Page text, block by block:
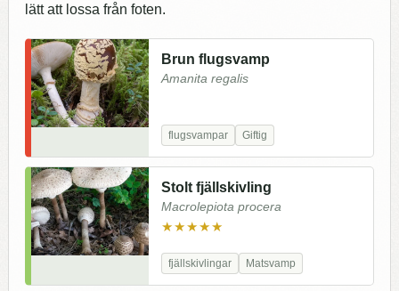
lätt att lossa från foten.
Brun flugsvamp
Amanita regalis
flugsvampar Giftig
Stolt fjällskivling
Macrolepiota procera
★★★★★
fjällskivlingar Matsvamp